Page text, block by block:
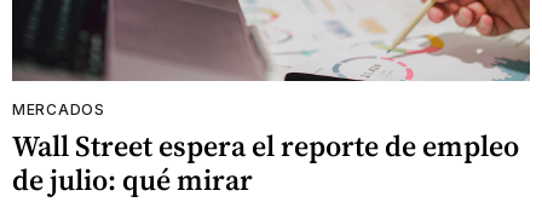
MERCADOS
Wall Street espera el reporte de empleo
de julio: qué mirar